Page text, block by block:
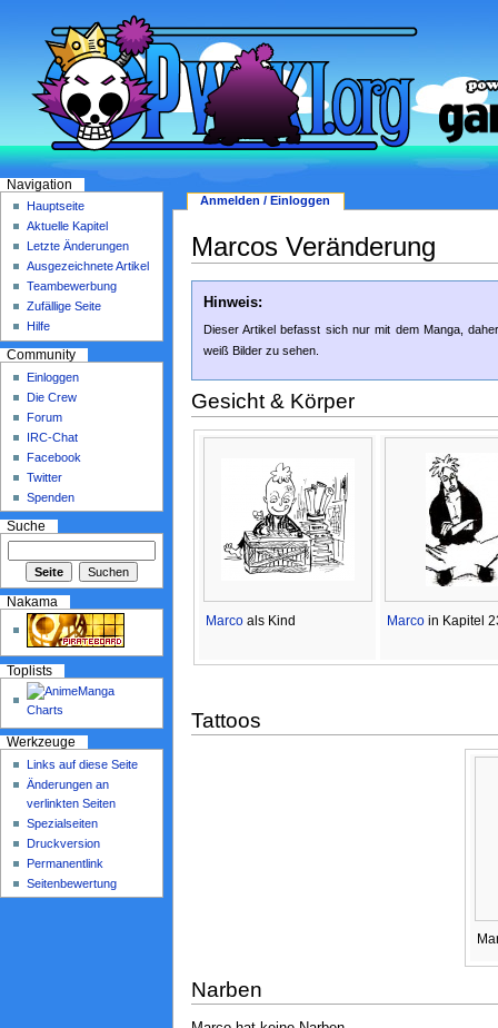
Marcos Veränderung
Hinweis:
Dieser Artikel befasst sich nur mit dem Manga,
weiß Bilder zu sehen.
Gesicht & Körper
Marcoals Kind Marcoin Kapitel
Tattoos
Narben
Anmelden / Einloggen
Navigation
Hauptseite
Aktuelle Kapitel
Letzte Änderungen
Ausgezeichnete Artikel
Teambewerbung
Zufällige Seite
Hilfe
Community
Einloggen
Die Crew
Forum
IRC-Chat
Facebook
Twitter
Spenden
Suche
Nakama
Toplists
Werkzeuge
Links auf diese Seite
Änderungen an
verlinkten Seiten
Spezialseiten
Druckversion
Permanentlink
Seitenbewertung